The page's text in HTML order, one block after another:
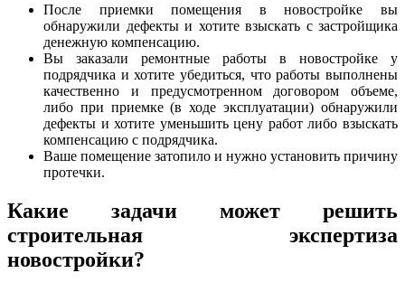
После приемки помещения в новостройке вы
обнаружили дефекты и хотите взыскать с застройщика
денежную компенсацию.
Вы заказали ремонтные работы в новостройке у
подрядчика и хотите убедиться, что работы выполнены
качественно и предусмотренном договором объеме,
либо при приемке (в ходе эксплуатации) обнаружили
дефекты и хотите уменьшить цену работ либо взыскать
компенсацию с подрядчика.
Ваше помещение затопило и нужно установить причину
протечки.
Какие задачи может решить
строительная экспертиза
новостройки?